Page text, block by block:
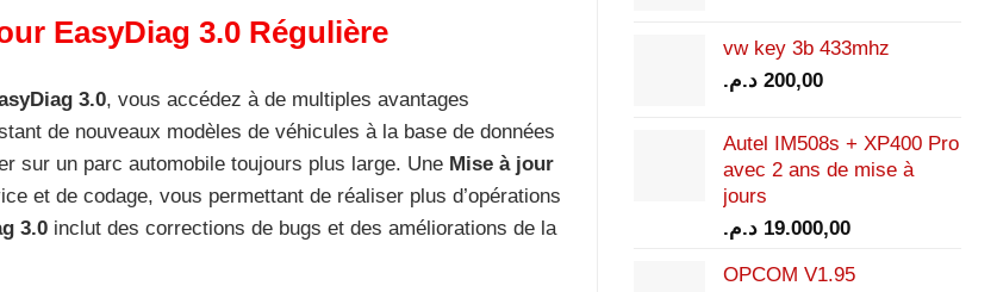
EasyDiag 3.0 Régulière
3.0, vous accédez à de multiples avantages
de nouveaux modèles de véhicules à la base de données
sur un parc automobile toujours plus large. Une Mise à jour
et de codage, vous permettant de réaliser plus d’opérations
3.0 inclut des corrections de bugs et des améliorations de la
vw key 3b 433mhz
200,00 د.م.
Autel IM508s + XP400 Pro
avec 2 ans de mise à
jours
19.000,00 د.م.
OPCOM V1.95